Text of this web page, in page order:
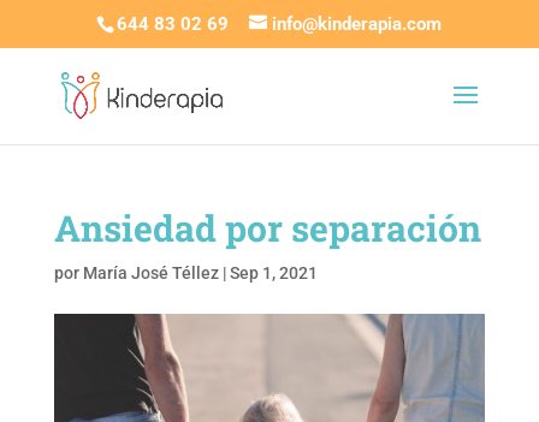
644 83 02 69 info@kinderapia.com
Ansiedad por separación
por María José Téllez|Sep 1, 2021